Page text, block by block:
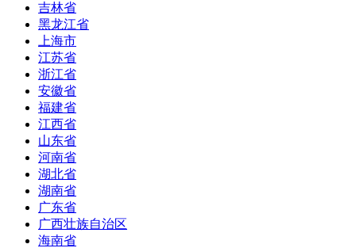
吉林省
黑龙江省
上海市
江苏省
浙江省
安徽省
福建省
江西省
山东省
河南省
湖北省
湖南省
广东省
广西壮族自治区
海南省